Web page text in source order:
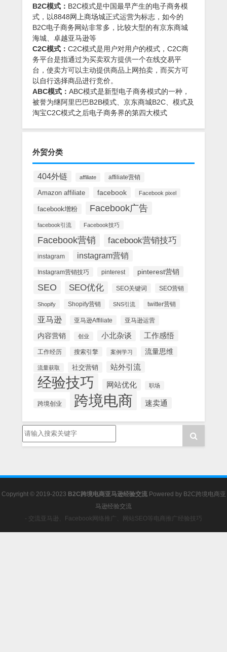
B2C模式： B2C模式是中国最早产生的电子商务模
式，以8848网上商场城正式运营为标志，如今的
B2C电子商务网站非常多，比较大型的有京东商城
海城、卓越亚马逊等
C2C模式： C2C模式是用户对用户的模式，C2C商
务平台是指通过为买卖双方提供一个在线交易平
台，使卖方可以主动提供商品上网拍卖，而买方可
以自行选择商品进行竞价。
ABC模式： ABC模式是新型电子商务模式的一种，
被誉为继阿里巴巴B2B模式、京东商城B2C、模式及
淘宝C2C模式之后电子商务界的第四大模式
外贸分类
404外链 affiliate affiliate营销
Amazon affiliate facebook Facebook pixel
facebook增粉 Facebook广告
facebook引流 Facebook技巧
Facebook营销 facebook营销技巧
instagram instagram营销
Instagram营销技巧 pinterest pinterest营销
SEO SEO优化 SEO关键词 SEO营销
Shopify Shopify营销 SNS引流 twitter营销
亚马逊 亚马逊Affiliate 亚马逊运营
内容营销 创业 小北杂谈 工作感悟
工作经历 搜索引擎 案例学习 流量思维
流量获取 社交营销 站外引流
经验技巧 网站优化 职场
跨境创业 跨境电商 速卖通
Copyright © 2019-2023 B2C跨境电商亚马逊经验交流 Powered by B2C跨境电商亚
马逊经验交流
- 交流亚马逊、Facebook网络推广、网站SEO等电商推广经验技巧